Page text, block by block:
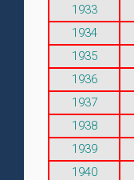
1933
1934
1935
1936
1937
1938
1939
1940